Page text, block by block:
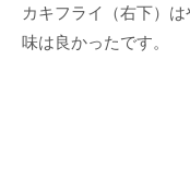
カキフライ（右下）
味は良かったです。